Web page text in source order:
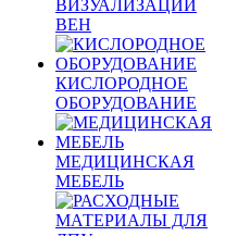
ВИЗУАЛИЗАЦИИ
ВЕН
КИСЛОРОДНОЕ
ОБОРУДОВАНИЕ
МЕДИЦИНСКАЯ
МЕБЕЛЬ